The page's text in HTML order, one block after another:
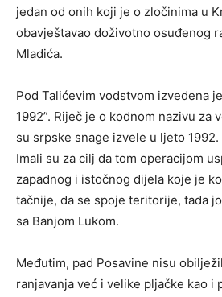
jedan od onih koji je o zločinima u
obavještavao doživotno osuđenog
Mladića.
Pod Talićevim vodstvom izvedena
1992”. Riječ je o kodnom nazivu za
su srpske snage izvele u ljeto
Imali su za cilj da tom operacijom
zapadnog i istočnog dijela koje je
tačnije, da se spoje teritorije, tada
sa Banjom Lukom.
Međutim, pad Posavine nisu
ranjavanja već i velike pljačke kao i